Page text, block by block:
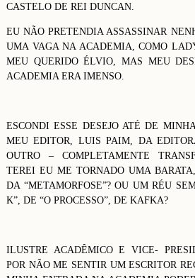
CASTELO DE REI DUNCAN.
EU NÃO PRETENDIA ASSASSINAR
UMA VAGA NA ACADEMIA, COMO
MEU QUERIDO ÉLVIO, MAS MEU
ACADEMIA ERA IMENSO.
ESCONDI ESSE DESEJO ATÉ DE
MEU EDITOR, LUIS PAIM, DA
OUTRO – COMPLETAMENTE
TEREI EU ME TORNADO UMA
DA “METAMORFOSE”? OU UM RÉU
K”, DE “O PROCESSO”, DE KAFKA?
ILUSTRE ACADÊMICO E VICE-
POR NÃO ME SENTIR UM ESCRITOR